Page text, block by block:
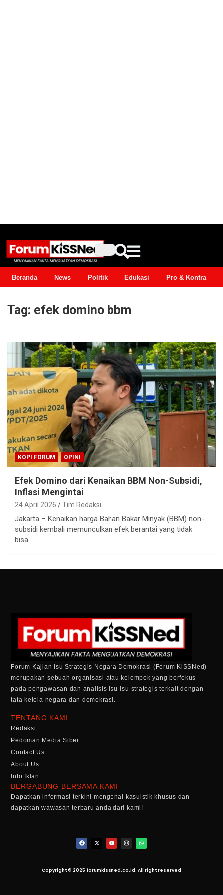
Beranda News Politik Edukasi Pro & Kontra
Tag: efek domino bbm
KOPI FORUM OPINI
Efek Domino dari Kenaikan BBM Non-Subsidi,
Inflasi Mengintai
24 April 2026 Tim Redaksi
Jakarta – Kenaikan harga Bahan Bakar Minyak (BBM) non-
subsidi kembali memunculkan efek berantai yang tidak
bisa…
Forum Kajian Isu Strategis Negara Demokrasi (Forum KiSSNed)
merupakan sebuah organisasi atau kelompok yang berfokus
pada pengawasan dan analisis isu-isu strategis terkait dengan
tata kelola negara dan demokrasi.
TENTANG KAMI
Redaksi
Pedoman Media Siber
Contact Us
About Us
Info Iklan
BERGABUNG BERSAMA KAMI
Dapatkan informasi terkini mengenai kasuistik khusus dan
dapatkan wawasan terbaru anda dari kami!
Copyright © 2025 forumkissned.co.id. All right reserved